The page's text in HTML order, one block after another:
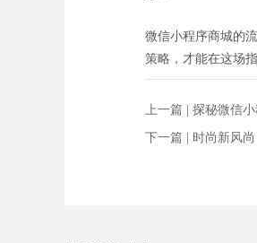
微信小程序商城的
策略，才能在这场
上一篇 | 探秘微信
下一篇 | 时尚新风